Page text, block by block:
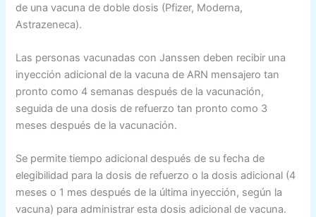
de una vacuna de doble dosis (Pfizer, Moderna,
Astrazeneca).
Las personas vacunadas con Janssen deben recibir una
inyección adicional de la vacuna de ARN mensajero tan
pronto como 4 semanas después de la vacunación,
seguida de una dosis de refuerzo tan pronto como 3
meses después de la vacunación.
Se permite tiempo adicional después de su fecha de
elegibilidad para la dosis de refuerzo o la dosis adicional (4
meses o 1 mes después de la última inyección, según la
vacuna) para administrar esta dosis adicional de vacuna.